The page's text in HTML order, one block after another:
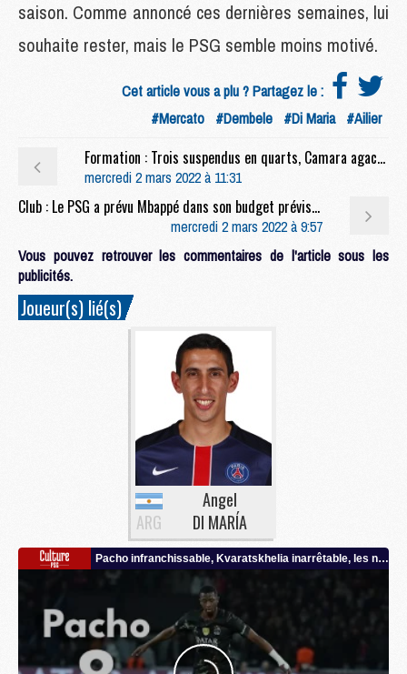
saison. Comme annoncé ces dernières semaines, lui
souhaite rester, mais le PSG semble moins motivé.
Cet article vous a plu ? Partagez le :
#Mercato #Dembele #Di Maria #Ailier
Formation : Trois suspendus en quarts, Camara agacé par ses joueurs
mercredi 2 mars 2022 à 11:31
Club : Le PSG a prévu Mbappé dans son budget prévisionnel, et tente d'éviter le bonus pour Monaco
mercredi 2 mars 2022 à 9:57
Vous pouvez retrouver les commentaires de l'article sous les
publicités.
Joueur(s) lié(s)
ARG
Angel
DI MARÍA